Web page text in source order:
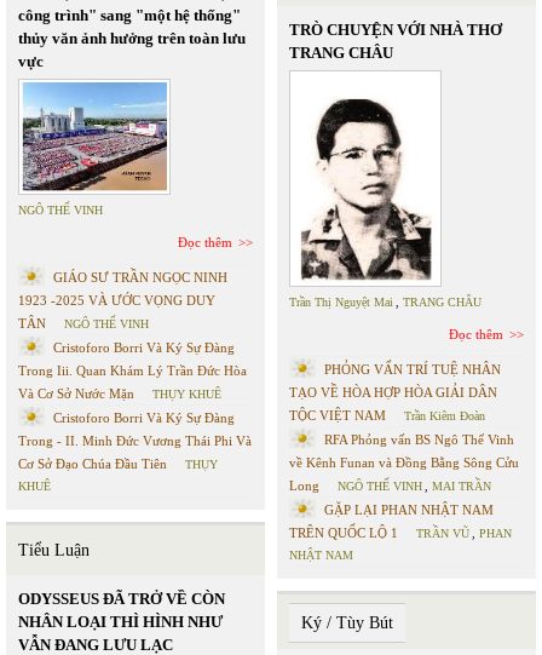
công trình" sang "một hệ thống"
thủy văn ảnh hưởng trên toàn lưu
vực
NGÔ THẾ VINH
Đọc thêm
GIÁO SƯ TRẦN NGỌC NINH
1923 -2025 VÀ ƯỚC VỌNG DUY
TÂN
NGÔ THẾ VINH
Cristoforo Borri Và Ký Sự Đàng
Trong Iii. Quan Khám Lý Trần Đức Hòa
Và Cơ Sở Nước Mặn
THỤY KHUÊ
Cristoforo Borri Và Ký Sự Đàng
Trong - II. Minh Đức Vương Thái Phi Và
Cơ Sở Đạo Chúa Đầu Tiên
THỤY
KHUÊ
Tiểu Luận
ODYSSEUS ĐÃ TRỞ VỀ CÒN
NHÂN LOẠI THÌ HÌNH NHƯ
VẪN ĐANG LƯU LẠC
TRÒ CHUYỆN VỚI NHÀ THƠ
TRANG CHÂU
Trần Thị Nguyệt Mai TRANG CHÂU
Đọc thêm
PHỎNG VẤN TRÍ TUỆ NHÂN
TẠO VỀ HÒA HỢP HÒA GIẢI DÂN
TỘC VIỆT NAM
Trần Kiêm Đoàn
RFA Phỏng vấn BS Ngô Thế Vinh
về Kênh Funan và Đồng Bằng Sông Cửu
Long
NGÔ THẾ VINH MAI TRẦN
GẶP LẠI PHAN NHẬT NAM
TRÊN QUỐC LỘ 1
TRẦN VŨ
PHAN
NHẬT NAM
Ký / Tùy Bút